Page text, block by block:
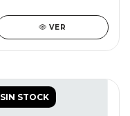
VER
SIN STOCK